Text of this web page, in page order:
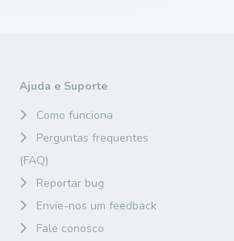
Ajuda e Suporte
Como funciona
Perguntas frequentes
(FAQ)
Reportar bug
Envie-nos um feedback
Fale conosco